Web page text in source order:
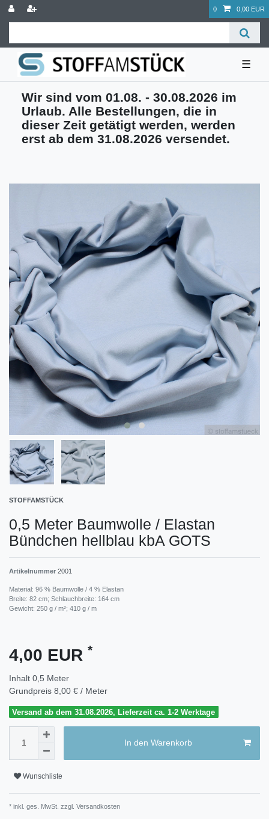
0 0,00 EUR
☰
Wir sind vom 01.08. - 30.08.2026 im
Urlaub. Alle Bestellungen, die in
dieser Zeit getätigt werden, werden
erst ab dem 31.08.2026 versendet.
STOFFAMSTÜCK
0,5 Meter Baumwolle / Elastan
Bündchen hellblau kbA GOTS
Artikelnummer 2001
Material: 96 % Baumwolle / 4 % Elastan
Breite: 82 cm; Schlauchbreite: 164 cm
Gewicht: 250 g / m²; 410 g / m
4,00 EUR *
Inhalt 0,5 Meter
Grundpreis 8,00 € / Meter
Versand ab dem 31.08.2026, Lieferzeit ca. 1-2 Werktage
In den Warenkorb
Wunschliste
* inkl. ges. MwSt. zzgl. Versandkosten